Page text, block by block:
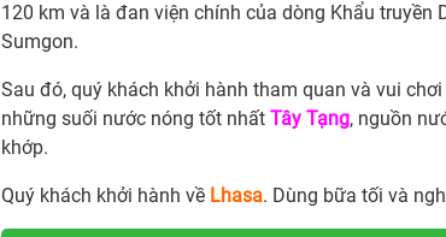
120 km và là đan viện chính của dòng Khẩu
Sumgon.
Sau đó, quý khách khởi hành tham quan và vui
những suối nước nóng tốt nhất Tây Tạng, nguồn
khớp.
Quý khách khởi hành về Lhasa. Dùng bữa tối và